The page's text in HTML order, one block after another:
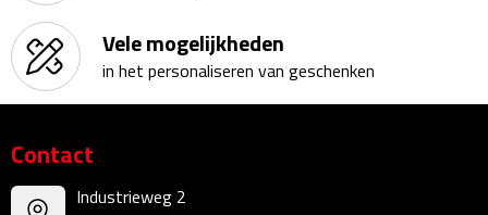
Agenda's & Kalenders
Agenda's
Kalenders
Beurs & Evenementen
Vele mogelijkheden
in het personaliseren van geschenken
Contact
Industrieweg 2